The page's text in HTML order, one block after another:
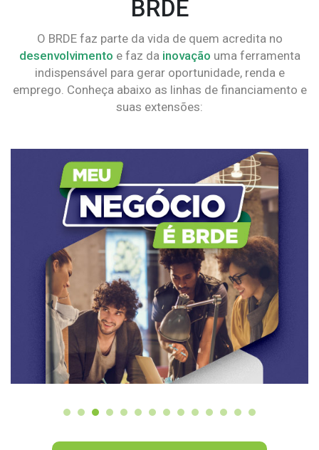
BRDE
O BRDE faz parte da vida de quem acredita no
desenvolvimento e faz da inovação uma ferramenta
indispensável para gerar oportunidade, renda e
emprego. Conheça abaixo as linhas de financiamento e
suas extensões: